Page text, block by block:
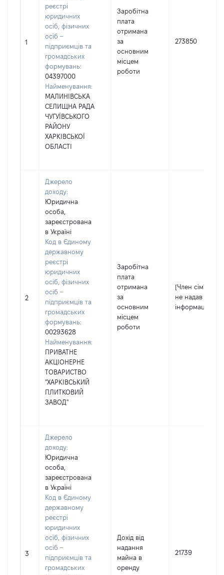
1
реєстрі
юридичних
осіб, фізичних
осіб –
підприємців та
громадських
формувань:
04397000
Найменування:
МАЛИНІВСЬКА
СЕЛИЩНА РАДА
ЧУГУЇВСЬКОГО
РАЙОНУ
ХАРКІВСЬКОЇ
ОБЛАСТІ
Заробітна
плата
отримана
за
основним
місцем
роботи
273850
2
Джерело
доходу:
Юридична
особа,
зареєстрована
в Україні
Код в Єдиному
державному
реєстрі
юридичних
осіб, фізичних
осіб –
підприємців та
громадських
формувань:
00293628
Найменування:
ПРИВАТНЕ
АКЦІОНЕРНЕ
ТОВАРИСТВО
"ХАРКІВСЬКИЙ
ПЛИТКОВИЙ
ЗАВОД"
Заробітна
плата
отримана
за
основним
місцем
роботи
[Член сім'ї
не надав
інформацію]
3
Джерело
доходу:
Юридична
особа,
зареєстрована
в Україні
Код в Єдиному
державному
реєстрі
юридичних
осіб, фізичних
осіб –
підприємців та
громадських
Дохід від
надання
майна в
оренду
21739